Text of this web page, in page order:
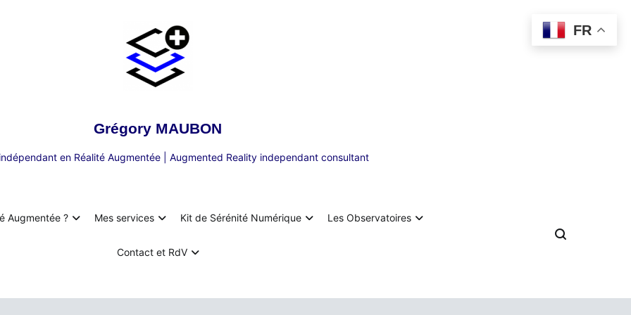
Grégory MAUBON
en Réalité Augmentée | Augmented Reality independant consultant
Augmentée ? Mes services Kit de Sérénité Numérique Les Observatoires
Contact et RdV
FR